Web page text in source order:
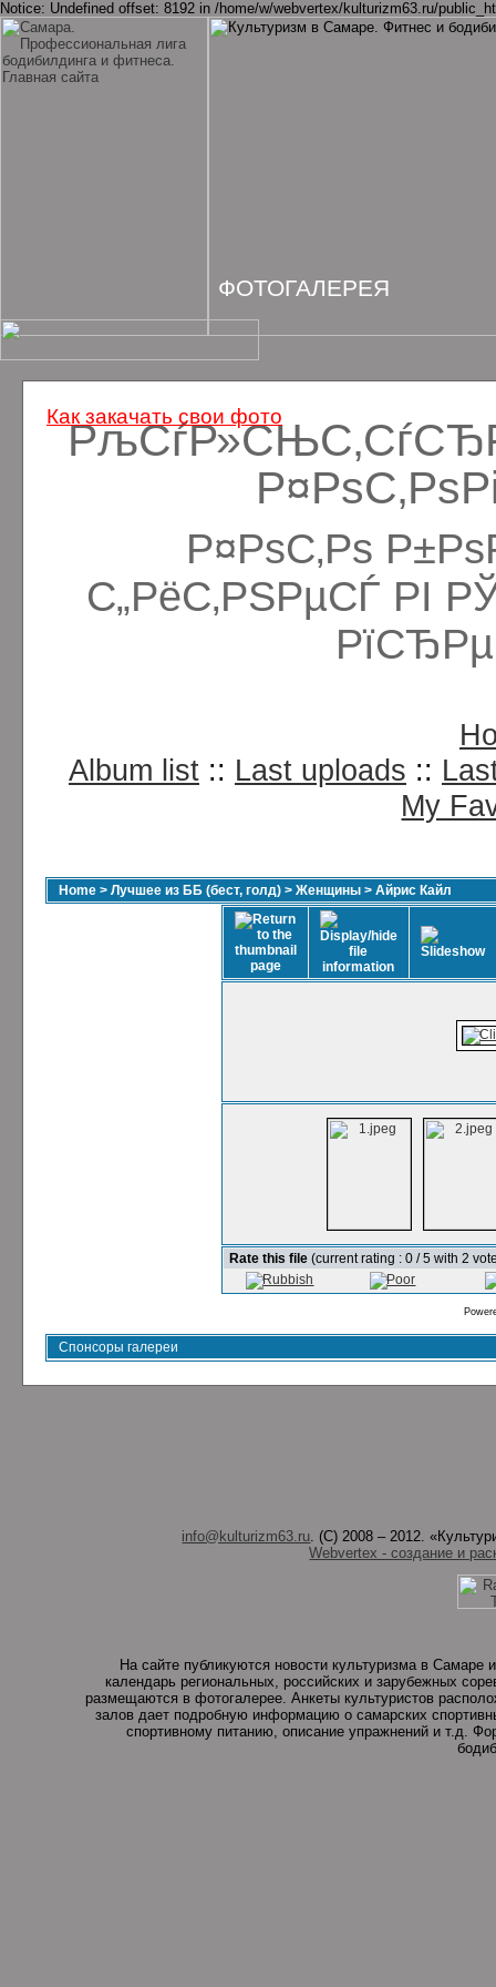
Notice: Undefined offset: 8192 in /home/w/webvertex/kulturizm63.ru/
Р¤РѕС‚Рѕ
С„РёС‚РЅРµСЃ РІ
Album list :: Last uploads ::
My
Home > Лучшее из ББ (бест, голд) > Женщины > Айрис Кайл
Rate this file (current rating : 0 / 5 with 2
Спонсоры галереи
info@kulturizm63.ru. (C) 2008 – 2012.
Webvertex - создание и
На сайте публикуются новости культуризма в
календарь региональных, российских и зарубежных
размещаются в фотогалерее. Анкеты культуристов
залов дает подробную информацию о самарских
спортивному питанию, описание упражнений и т.д.
ФОТОГАЛЕРЕЯ
Как закачать свои фото